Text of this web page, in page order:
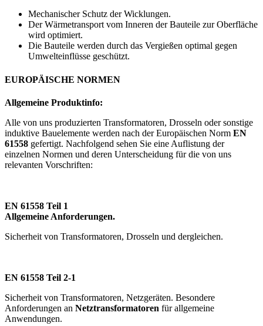
Mechanischer Schutz der Wicklungen.
Der Wärmetransport vom Inneren der Bauteile zur Oberfläche
wird optimiert.
Die Bauteile werden durch das Vergießen optimal gegen
Umwelteinflüsse geschützt.
EUROPÄISCHE NORMEN
Allgemeine Produktinfo:
Alle von uns produzierten Transformatoren, Drosseln oder sonstige
induktive Bauelemente werden nach der Europäischen Norm EN
61558 gefertigt. Nachfolgend sehen Sie eine Auflistung der
einzelnen Normen und deren Unterscheidung für die von uns
relevanten Vorschriften:
EN 61558 Teil 1
Allgemeine Anforderungen.
Sicherheit von Transformatoren, Drosseln und dergleichen.
EN 61558 Teil 2-1
Sicherheit von Transformatoren, Netzgeräten. Besondere
Anforderungen an Netztransformatoren für allgemeine
Anwendungen.